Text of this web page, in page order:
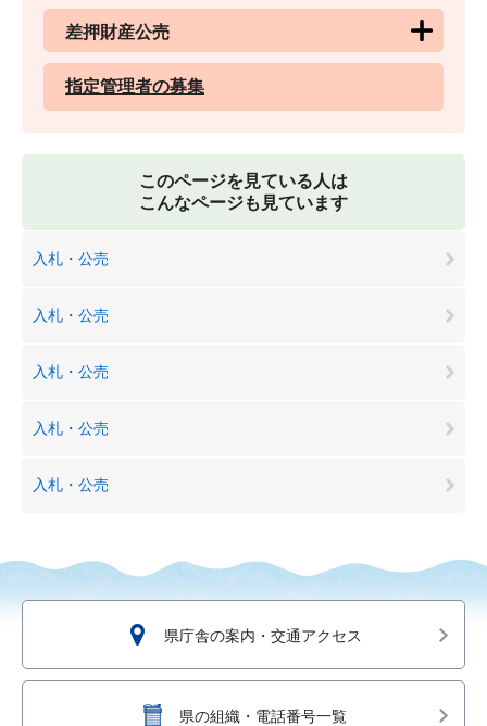
差押財産公売
指定管理者の募集
このページを見ている人は
こんなページも見ています
入札・公売
入札・公売
入札・公売
入札・公売
入札・公売
県庁舎の案内・交通アクセス
県の組織・電話番号一覧